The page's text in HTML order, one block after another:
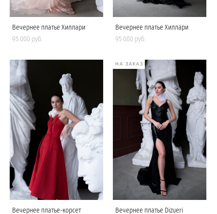
Вечернее платье Хиллари
95 000 pуб.
Вечернее платье Хиллари
95 000 pуб.
Вечернее платье-корсет
НА ЗАКАЗ
Вечернее платье Dizueri